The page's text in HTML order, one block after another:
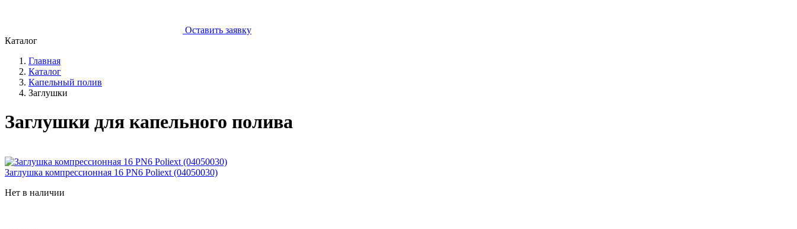
Оставить заявку
Каталог
Главная
Каталог
Капельный полив
Заглушки
Заглушки для капельного полива
Заглушка компрессионная 16 PN6 Poliext (04050030)
Нет в наличии